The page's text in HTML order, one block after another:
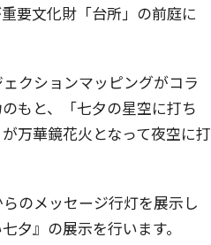
要文化財「台所」の前庭に
クションマッピングがコラ
もと、「七夕の星空に打ち
万華鏡花火となって夜空に打
のメッセージ行灯を展示し
夕』の展示を行います。